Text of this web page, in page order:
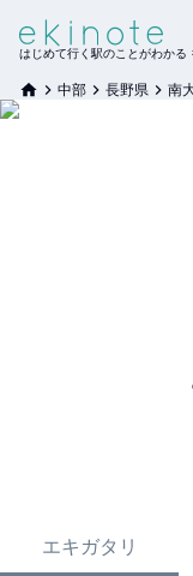
はじめて行く駅のことがわかる
中部 長野県 南
エキガタリ